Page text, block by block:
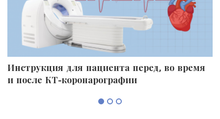
Инструкция для пациента перед, во время
и после КТ-коронарографии